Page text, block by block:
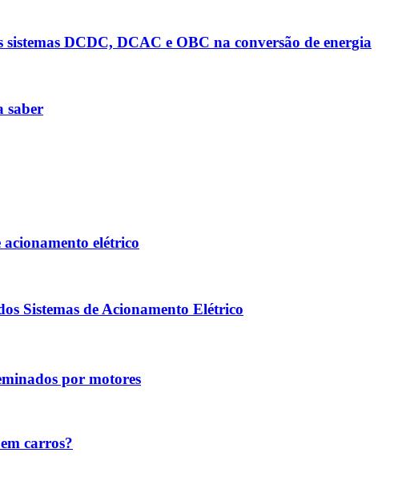
DCDC, DCAC e OBC na conversão de energia
saber
elétrico
Sistemas de Acionamento Elétrico
por motores
carros?